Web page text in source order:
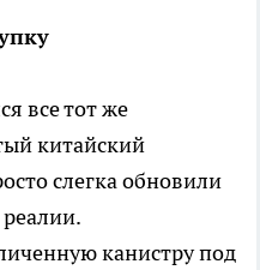
все тот же
китайский
слегка обновили
канистру под